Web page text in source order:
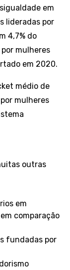
em
lideradas por
4,7% do
mulheres
em 2020.
médio de
mulheres
outras
em
comparação
fundadas por